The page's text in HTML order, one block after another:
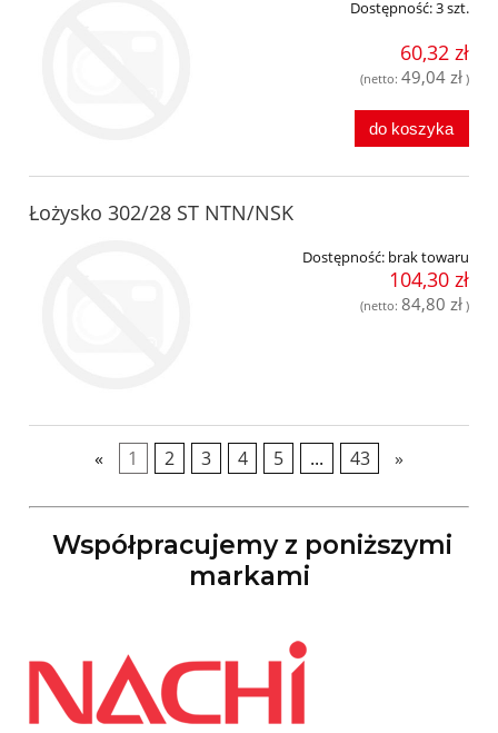
Dostępność:3 szt.
60,32 zł
(netto: 49,04 zł )
do koszyka
Łożysko 302/28 ST NTN/NSK
Dostępność: brak towaru
104,30 zł
(netto: 84,80 zł )
« 1 2 3 4 5 ... 43 »
Współpracujemy z poniższymi
markami